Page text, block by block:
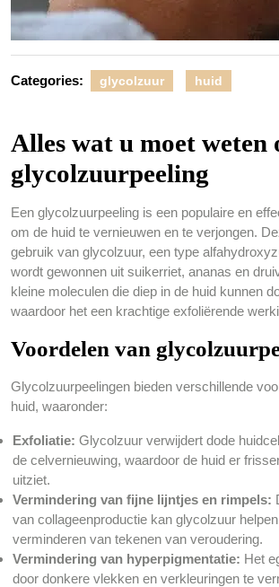
Categories: glycolzuur huid
Alles wat u moet weten
glycolzuurpeeling
Een glycolzuurpeeling is een populaire en
om de huid te vernieuwen en te verjongen.
gebruik van glycolzuur, een type
wordt gewonnen uit suikerriet, ananas en
kleine moleculen die diep in de huid kunnen
waardoor het een krachtige exfoliërende
Voordelen van
Glycolzuurpeelingen bieden verschillende
huid, waaronder:
Exfoliatie: Glycolzuur verwijdert dode
de celvernieuwing, waardoor de huid er
uitziet.
Vermindering van fijne lijntjes en rimpels:
van collageenproductie kan glycolzuur
verminderen van tekenen van veroudering.
Vermindering van hyperpigmentatie: Het
door donkere vlekken en verkleuringen te